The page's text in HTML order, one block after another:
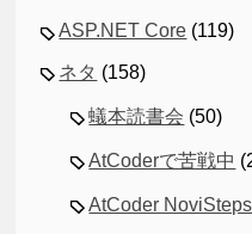
ASP.NET Core (119)
ネタ (158)
蟻本読書会 (50)
AtCoderで苦戦中
AtCoder